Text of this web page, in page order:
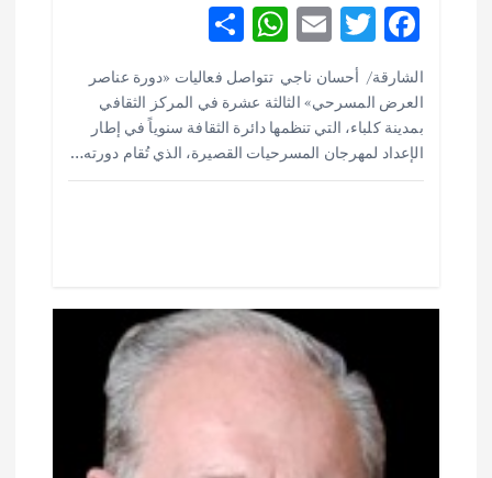
ت
F
ac
e
b
o
T
w
it
te
r
E
ai
l
W
h
at
s
A
h
ar
e
الشارقة/ أحسان ناجي تتواصل فعاليات «دورة عناصر
العرض المسرحي» الثالثة عشرة في المركز الثقافي
بمدينة كلباء، التي تنظمها دائرة الثقافة سنوياً في إطار
الإعداد لمهرجان المسرحيات القصيرة، الذي تُقام دورته…